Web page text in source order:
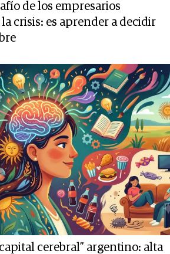
de los empresarios
crisis: es aprender a decidir
cerebral” argentino: alta